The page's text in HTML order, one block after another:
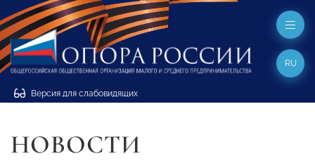
Версия для слабовидящих
RU
НОВОСТИ